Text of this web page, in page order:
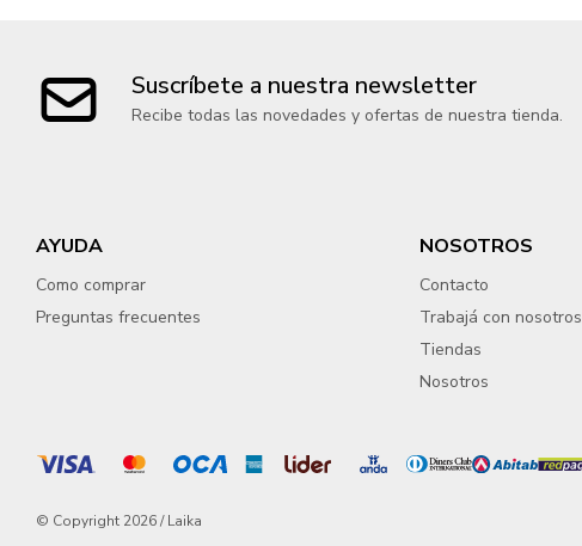
Suscríbete a nuestra newsletter
Recibe todas las novedades y ofertas de nuestra tienda.
AYUDA
Como comprar
Preguntas frecuentes
NOSOTROS
Contacto
Trabajá con nosotros
Tiendas
Nosotros
© Copyright 2026 / Laika